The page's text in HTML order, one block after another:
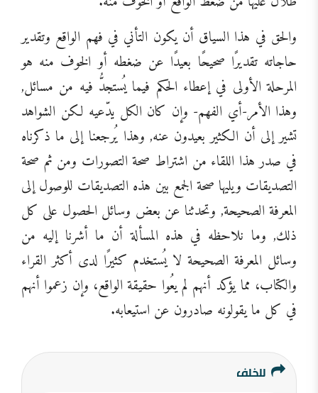
والحق في هذا السياق أن يكون التأني في فهم الواقع وتقدير
حاجاته تقديرًا صحيحًا بعيدًا عن ضغطه أو الخوف منه هو
المرحلة الأولى في إعطاء الحكم فيما يُستجدُّ فيه من مسائل,
وهذا الأمر-أي الفهم- وإن كان الكل يدّعيه لكن الشواهد
تشير إلى أن الكثير بعيدون عنه, وهذا يُرجعنا إلى ما ذكرناه
في صدر هذا اللقاء من اشتراط صحة التصورات ومن ثم صحة
التصديقات ويليها صحة الجمع بين هذه التصديقات للوصول إلى
المعرفة الصحيحة, وتحدثنا عن بعض وسائل الحصول على كل
ذلك, وما نلاحظه في هذه المسألة أن ما أشرنا إليه من
وسائل المعرفة الصحيحة لا يُستخدم كثيرًا لدى أكثر القراء
والكتاب، مما يؤكد أنهم لم يعُوا حقيقة الواقع، وإن زعموا أنهم
في كل ما يقولونه صادرون عن استيعابه.
للخلف